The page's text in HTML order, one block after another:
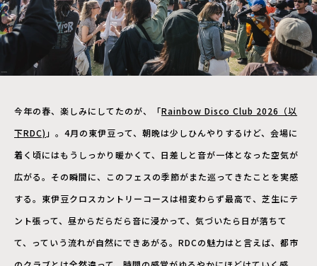
今年の春、楽しみにしてたのが、「Rainbow Disco Club 2026（以
下RDC) 」。4月の東伊豆って、朝晩は少しひんやりするけど、会場に
着く頃にはもうしっかり暖かくて、日差しと音が一体となった空気が
広がる。その瞬間に、このフェスの季節がまた巡ってきたことを実感
する。東伊豆クロスカントリーコースは相変わらず最高で、芝生にテ
ント張って、昼からだらだら音に浸かって、気づいたら日が落ちて
て、っていう流れが自然にできあがる。RDCの魅力はと言えば、都市